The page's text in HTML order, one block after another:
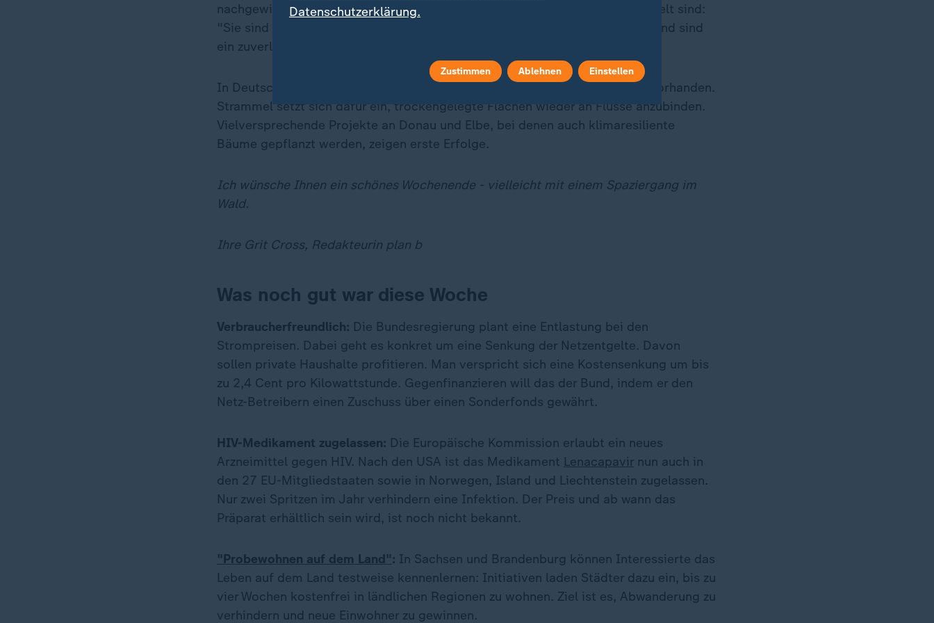
nachgewiesen, wie wertvoll die einst abgeholzten Auwälder für unsere Umwelt sind:
"Sie sind außerordentlich artenreich, binden mehr CO₂ als normale Wälder und sind
ein zuverlässiger Schutz vor Hochwasser nach Starkregen."
In Deutschland ist nur noch etwa ein Prozent der ursprünglichen Auwälder vorhanden.
Strammel setzt sich dafür ein, trockengelegte Flächen wieder an Flüsse anzubinden.
Vielversprechende Projekte an Donau und Elbe, bei denen auch klimaresiliente
Bäume gepflanzt werden, zeigen erste Erfolge.
Ich wünsche Ihnen ein schönes Wochenende - vielleicht mit einem Spaziergang im
Wald.
Ihre Grit Cross, Redakteurin plan b
Was noch gut war diese Woche
Verbraucherfreundlich: Die Bundesregierung plant eine Entlastung bei den
Strompreisen. Dabei geht es konkret um eine Senkung der Netzentgelte. Davon
sollen private Haushalte profitieren. Man verspricht sich eine Kostensenkung um bis
zu 2,4 Cent pro Kilowattstunde. Gegenfinanzieren will das der Bund, indem er den
Netz-Betreibern einen Zuschuss über einen Sonderfonds gewährt.
HIV-Medikament zugelassen: Die Europäische Kommission erlaubt ein neues
Arzneimittel gegen HIV. Nach den USA ist das Medikament Lenacapavir nun auch in
den 27 EU-Mitgliedstaaten sowie in Norwegen, Island und Liechtenstein zugelassen.
Nur zwei Spritzen im Jahr verhindern eine Infektion. Der Preis und ab wann das
Präparat erhältlich sein wird, ist noch nicht bekannt.
"Probewohnen auf dem Land": In Sachsen und Brandenburg können Interessierte das
Leben auf dem Land testweise kennenlernen: Initiativen laden Städter dazu ein, bis zu
vier Wochen kostenfrei in ländlichen Regionen zu wohnen. Ziel ist es, Abwanderung zu
verhindern und neue Einwohner zu gewinnen.
Datenschutzerklärung.
Zustimmen Ablehnen Einstellen